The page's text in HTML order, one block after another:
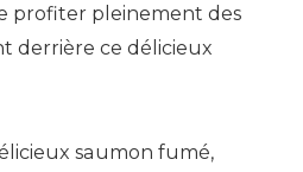
profiter pleinement des
derrière ce délicieux
saumon fumé,